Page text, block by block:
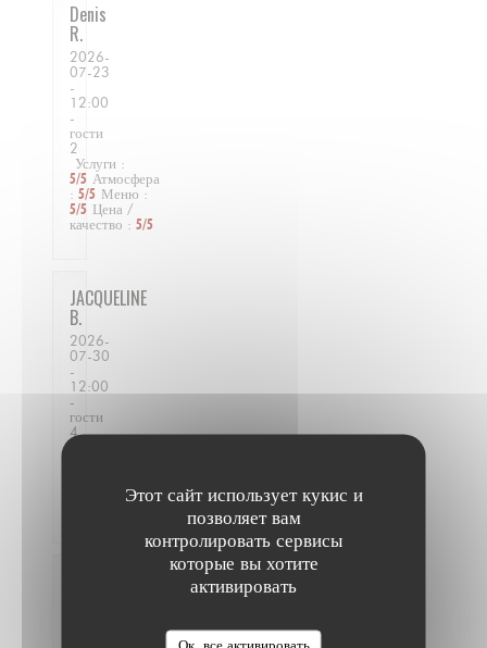
Этот сайт использует кукис и
позволяет вам
контролировать сервисы
которые вы хотите
активировать
Ок, все активировать
Denis
R
2026-
07-23
-
12:00
-
гости
2
Услуги :
5/5 Атмосфера
: 5/5 Меню :
5/5 Цена /
качество : 5/5
JACQUELINE
B
2026-
07-30
-
12:00
-
гости
4
Цена /